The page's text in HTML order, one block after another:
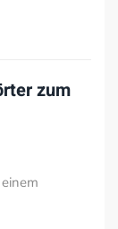
zum